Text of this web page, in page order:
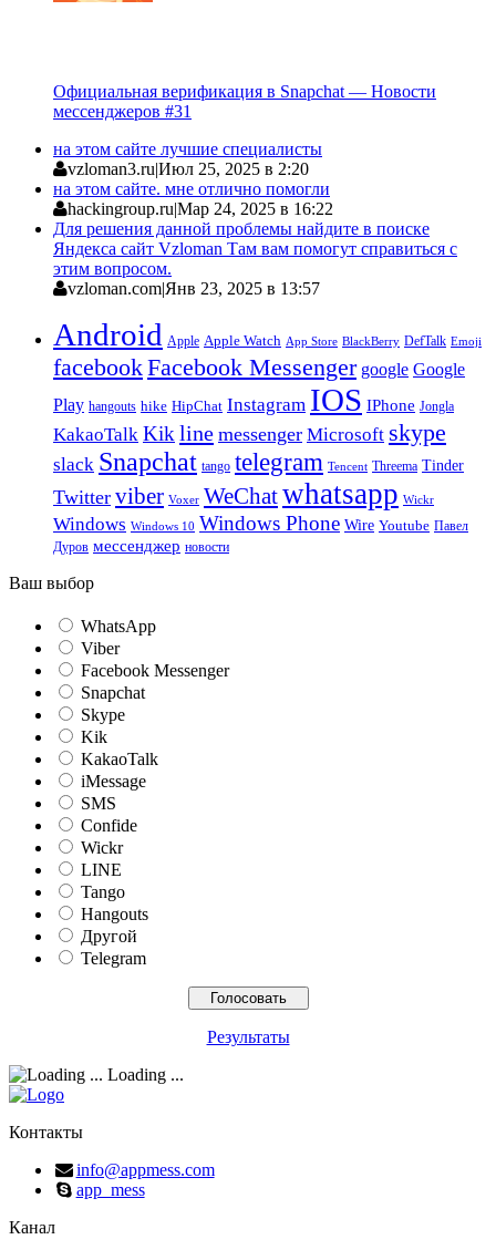
Официальная верификация в Snapchat — Новости
мессенджеров #31
на этом сайте лучшие специалисты
vzloman3.ru|Июл 25, 2025 в 2:20
на этом сайте. мне отлично помогли
hackingroup.ru|Мар 24, 2025 в 16:22
Для решения данной проблемы найдите в поиске
Яндекса сайт Vzloman Там вам помогут справиться с
этим вопросом.
vzloman.com|Янв 23, 2025 в 13:57
Android Apple Apple Watch App Store BlackBerry DefTalk Emoji
facebookFacebook Messenger google Google
Play hangouts hike HipChat Instagram IOS IPhone Jongla
KakaoTalk Kikline messenger Microsoft skype
slack Snapchat tango telegram Tencent Threema Tinder
Twitter viber Voxer WeChatwhatsapp Wickr
Windows Windows 10 Windows Phone Wire Youtube Павел
Дуров мессенджер новости
Ваш выбор
WhatsApp
Viber
Facebook Messenger
Snapchat
Skype
Kik
KakaoTalk
iMessage
SMS
Confide
Wickr
LINE
Tango
Hangouts
Другой
Telegram
Результаты
Loading ...
Контакты
info@appmess.com
app_mess
Канал